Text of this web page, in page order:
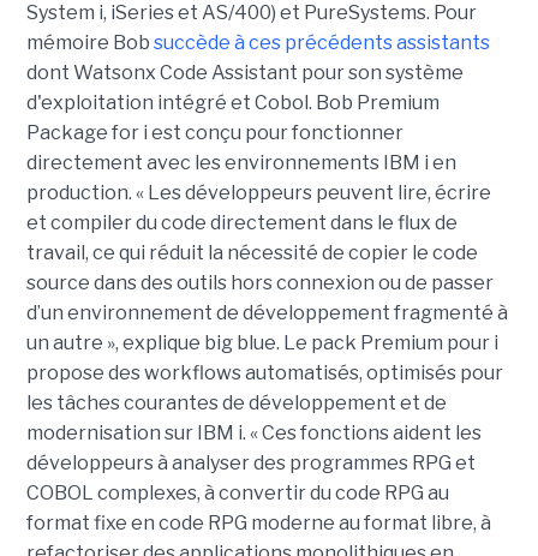
System i, iSeries et AS/400) et PureSystems. Pour
mémoire Bob succède à ces précédents assistants
dont Watsonx Code Assistant pour son système
d'exploitation intégré et Cobol. Bob Premium
Package for i est conçu pour fonctionner
directement avec les environnements IBM i en
production. « Les développeurs peuvent lire, écrire
et compiler du code directement dans le flux de
travail, ce qui réduit la nécessité de copier le code
source dans des outils hors connexion ou de passer
d’un environnement de développement fragmenté à
un autre », explique big blue. Le pack Premium pour i
propose des workflows automatisés, optimisés pour
les tâches courantes de développement et de
modernisation sur IBM i. « Ces fonctions aident les
développeurs à analyser des programmes RPG et
COBOL complexes, à convertir du code RPG au
format fixe en code RPG moderne au format libre, à